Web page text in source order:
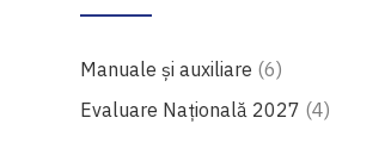
Manuale şi auxiliare 6produse
Evaluare Națională 2027 4produse